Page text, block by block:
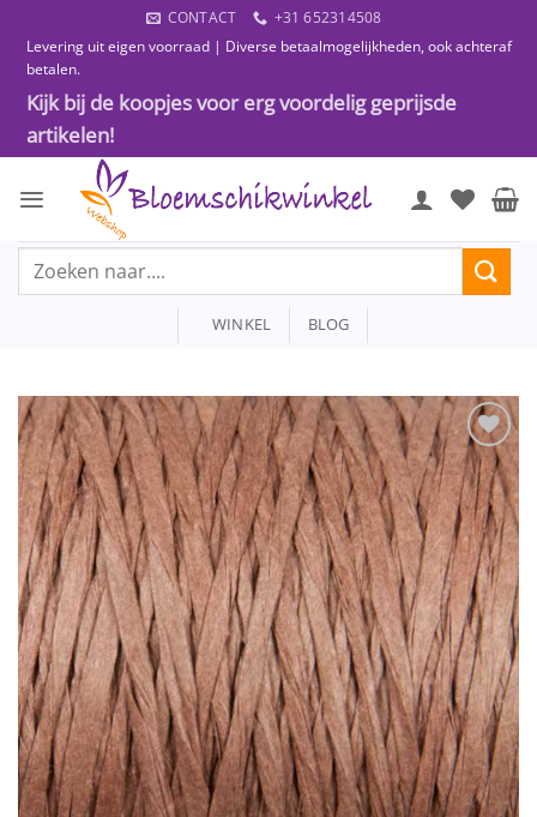
naar
inhoud
CONTACT
+31 652314508
Levering uit eigen voorraad | Diverse betaalmogelijkheden, ook achteraf
betalen.
Kijk bij de koopjes voor erg voordelig geprijsde
artikelen!
Zoeken
WINKEL BLOG
Toevoegen
aan
wenslijst